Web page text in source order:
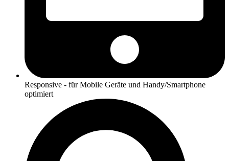
Responsive - für Mobile Geräte und Handy/Smartphone
optimiert